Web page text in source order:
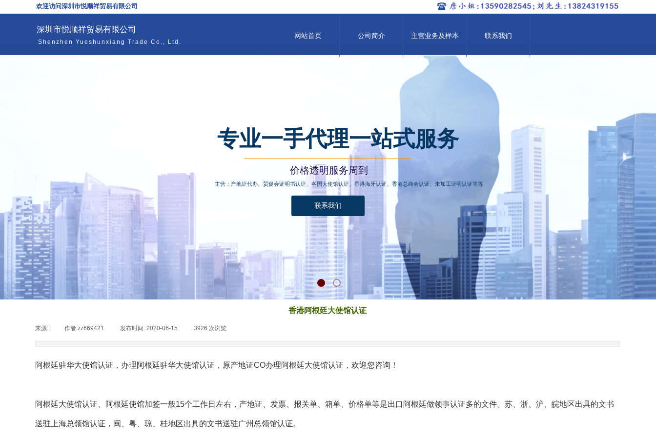
欢迎访问深圳市悦顺祥贸易有限公司
深圳市悦顺祥贸易有限公司
Shenzhen Yueshunxiang Trade Co., Ltd.
网站首页 公司简介 主营业务及样本 联系我们
专业一手代理一站式服务
价格透明服务周到
主营：产地证代办、贸促会证明书认证、各国大使馆认证、香港海牙认证、香港总商会认证、未加工证明认证等等
联系我们
香港阿根廷大使馆认证
来源: 作者:zz669421 发布时间: 2020-06-15 3926 次浏览
阿根廷驻华大使馆认证，办理阿根廷驻华大使馆认证，原产地证CO办理阿根廷大使馆认证，欢迎您咨询！
阿根廷大使馆认证、阿根廷使馆加签一般15个工作日左右，产地证、发票、报关单、箱单、价格单等是出口阿根廷做领事认证多的文件。苏、浙、沪、皖地区出具的文书
送驻上海总领馆认证，闽、粤、琼、桂地区出具的文书送驻广州总领馆认证。